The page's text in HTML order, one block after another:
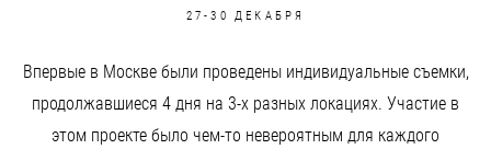
27-30 ДЕКАБРЯ
Впервые в Москве были проведены индивидуальные съемки,
продолжавшиеся 4 дня на 3-х разных локациях. Участие в
этом проекте было чем-то невероятным для каждого